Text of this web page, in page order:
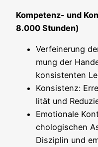
Kom­pe­tenz- und
8.000 Stunden)
Ver­fei­ne­rung
mung der
kon­sis­ten­ten
Kon­sis­tenz:
li­tät und
Emo­tio­na­le
cho­lo­gi­schen
Dis­zi­plin und